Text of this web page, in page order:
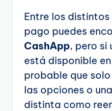
Entre los
pago puedes
CashApp, pero si
está disponible
probable que
las opciones o
distinta como